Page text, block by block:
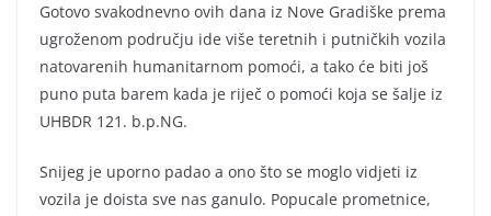
Gotovo svakodnevno ovih dana iz Nove Gradiške prema
ugroženom području ide više teretnih i putničkih vozila
natovarenih humanitarnom pomoći, a tako će biti još
puno puta barem kada je riječ o pomoći koja se šalje iz
UHBDR 121. b.p.NG.
Snijeg je uporno padao a ono što se moglo vidjeti iz
vozila je doista sve nas ganulo. Popucale prometnice,